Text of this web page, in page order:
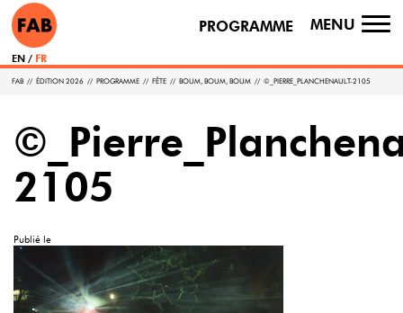
PROGRAMME MENU
EN FR
FAB // ÉDITION 2026 // PROGRAMME // FÊTE // BOUM, BOUM, BOUM // ©_PIERRE_PLANCHENAULT-2105
2105
Publié le